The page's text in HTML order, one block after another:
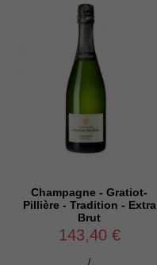
Champagne - Gratiot-
Pillière - Tradition - Extra
Brut
143,40 €
/